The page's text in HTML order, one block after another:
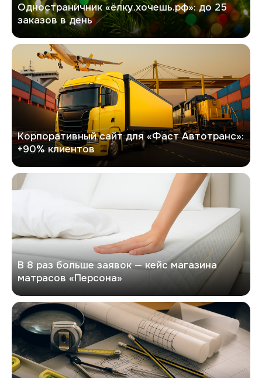
Одностраничник «ёлку.хочешь.рф»: до 25
заказов в день
Фаст Автотранс
Корпоративный сайт для «Фаст Автотранс»:
+90% клиентов
Персона
В 8 раз больше заявок — кейс магазина
матрасов «Персона»
Кейс по разработке сайта